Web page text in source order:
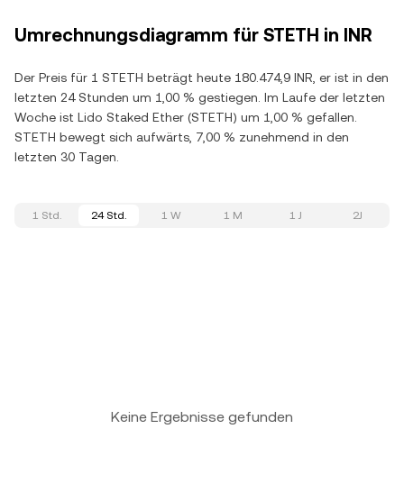
Umrechnungsdiagramm für STETH in INR
Der Preis für 1 STETH beträgt heute 180.474,9 INR, er ist in den
letzten 24 Stunden um 1,00 % gestiegen. Im Laufe der letzten
Woche ist Lido Staked Ether (STETH) um 1,00 % gefallen.
STETH bewegt sich aufwärts, 7,00 % zunehmend in den
letzten 30 Tagen.
1 Std. 24 Std. 1 W 1 M 1 J 2J
Keine Ergebnisse gefunden